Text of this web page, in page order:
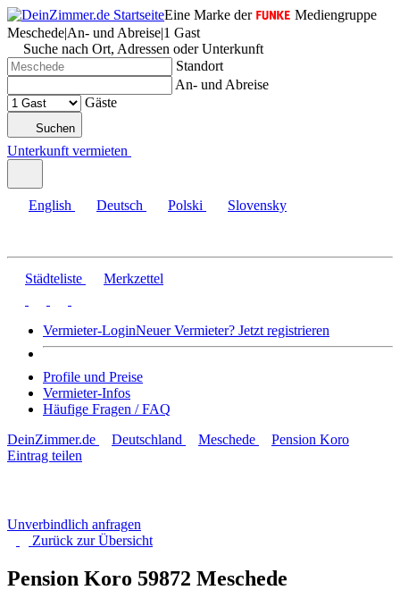
Eine Marke der
Mediengruppe
Meschede|An- und Abreise|1 Gast
Suche nach Ort, Adressen oder Unterkunft
Standort
An- und Abreise
Gäste
Suchen
Unterkunft vermieten
English Deutsch Polski Slovensky
Städteliste Merkzettel
Vermieter-LoginNeuer Vermieter? Jetzt registrieren
Profile und Preise
Vermieter-Infos
Häufige Fragen / FAQ
DeinZimmer.de
Deutschland Meschede
Pension Koro
Eintrag teilen
Unverbindlich anfragen
Zurück zurÜbersicht
Pension Koro 59872 Meschede